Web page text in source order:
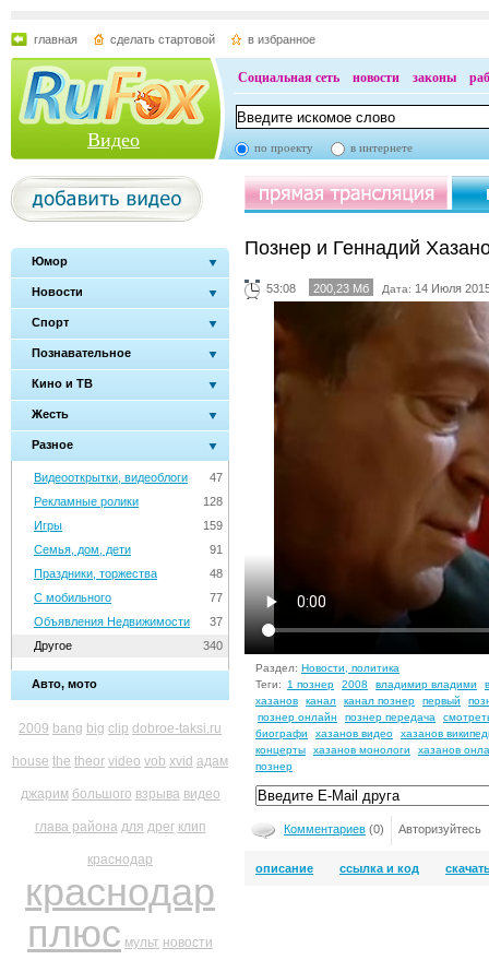
главная сделать стартовой в избранное
Видео
Социальная сеть новости законы
по проекту в интернете
Юмор
Новости
Спорт
Познавательное
Кино и ТВ
Жесть
Разное
47
Видеооткрытки, видеоблоги
128
Рекламные ролики
159
Игры
91
Семья, дом, дети
48
Праздники, торжества
77
С мобильного
37
Объявления Недвижимости
340
Другое
Авто, мото
2009 bang big clip dobroe-taksi.ru
house the theor video vob xvid адам
джарим большого взрыва видео
глава района для дрег клип
краснодар
краснодар
плюс мульт новости
Познер и Геннадий
53:08 200,23 Мб Дата: 14 Июля
Раздел: Новости, политика
Теги:
1 познер 2008 владимир владими
хазанов
канал канал познер первый
познер онлайн
познер передача
биографи
хазанов видео
хазанов
концерты
хазанов монологи
хазанов
познер
Комментариев (0) Авторизуйтесь
описание ссылка и код